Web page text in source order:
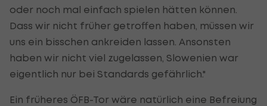
oder noch mal einfach spielen hätten können.
Dass wir nicht früher getroffen haben, müssen wir
uns ein bisschen ankreiden lassen. Ansonsten
haben wir nicht viel zugelassen, Slowenien war
eigentlich nur bei Standards gefährlich."
Ein früheres ÖFB-Tor wäre natürlich eine Befreiung